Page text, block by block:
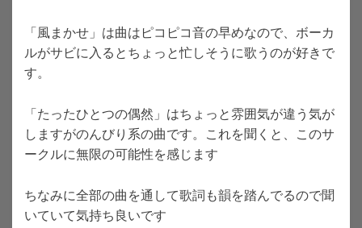
「風まかせ」は曲はピコピコ音の早めなので、ボーカ
ルがサビに入るとちょっと忙しそうに歌うのが好きで
す。
「たったひとつの偶然」はちょっと雰囲気が違う気が
しますがのんびり系の曲です。これを聞くと、このサ
ークルに無限の可能性を感じます
ちなみに全部の曲を通して歌詞も韻を踏んでるので聞
いていて気持ち良いです